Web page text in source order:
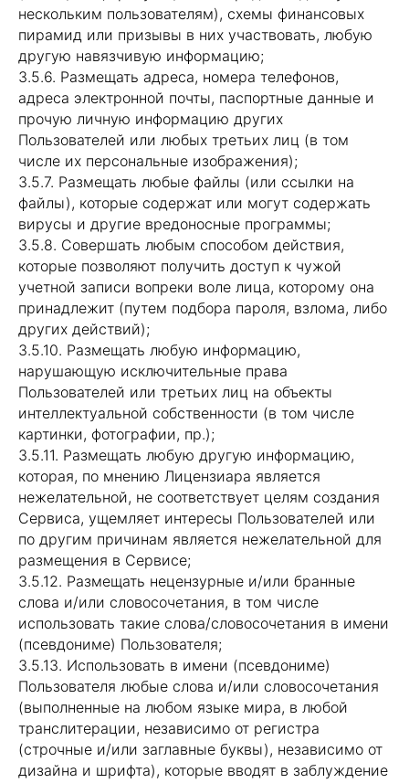
нескольким пользователям), схемы финансовых
пирамид или призывы в них участвовать, любую
другую навязчивую информацию;
3.5.6. Размещать адреса, номера телефонов,
адреса электронной почты, паспортные данные и
прочую личную информацию других
Пользователей или любых третьих лиц (в том
числе их персональные изображения);
3.5.7. Размещать любые файлы (или ссылки на
файлы), которые содержат или могут содержать
вирусы и другие вредоносные программы;
3.5.8. Совершать любым способом действия,
которые позволяют получить доступ к чужой
учетной записи вопреки воле лица, которому она
принадлежит (путем подбора пароля, взлома, либо
других действий);
3.5.10. Размещать любую информацию,
нарушающую исключительные права
Пользователей или третьих лиц на объекты
интеллектуальной собственности (в том числе
картинки, фотографии, пр.);
3.5.11. Размещать любую другую информацию,
которая, по мнению Лицензиара является
нежелательной, не соответствует целям создания
Сервиса, ущемляет интересы Пользователей или
по другим причинам является нежелательной для
размещения в Сервисе;
3.5.12. Размещать нецензурные и/или бранные
слова и/или словосочетания, в том числе
использовать такие слова/словосочетания в имени
(псевдониме) Пользователя;
3.5.13. Использовать в имени (псевдониме)
Пользователя любые слова и/или словосочетания
(выполненные на любом языке мира, в любой
транслитерации, независимо от регистра
(строчные и/или заглавные буквы), независимо от
дизайна и шрифта), которые вводят в заблуждение